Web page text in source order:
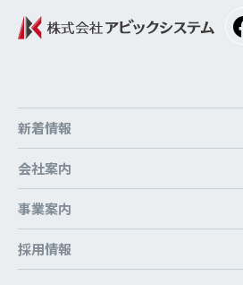
新着情報
会社案内
事業案内
採⽤情報